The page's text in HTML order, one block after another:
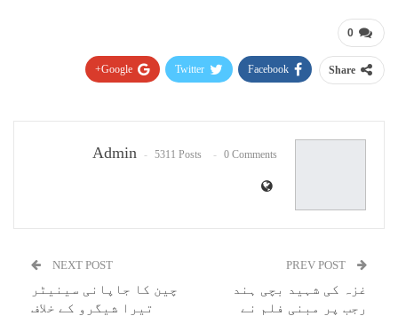
0
Share
Facebook
Twitter
Google+
Admin 5311 Posts 0 Comments
غزہ کی شہید بچی ہند
رجب پر مبنی فلم نے
NEXT POST
چین کا جاپانی سینیٹر
تیرا شیگرو کے خلاف